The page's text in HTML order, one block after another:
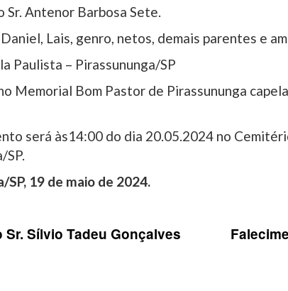
Sr. Antenor Barbosa Sete.
Lais, genro, netos, demais parentes e
Paulista – Pirassununga/SP
Memorial Bom Pastor de Pirassununga
será às14:00 do dia 20.05.2024 no
SP.
SP, 19 de maio de 2024.
Sr. Sílvio Tadeu Gonçalves